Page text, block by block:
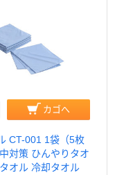
カゴへ
CT-001 1袋（5枚
対策 ひんやりタオ
オル 冷却タオル